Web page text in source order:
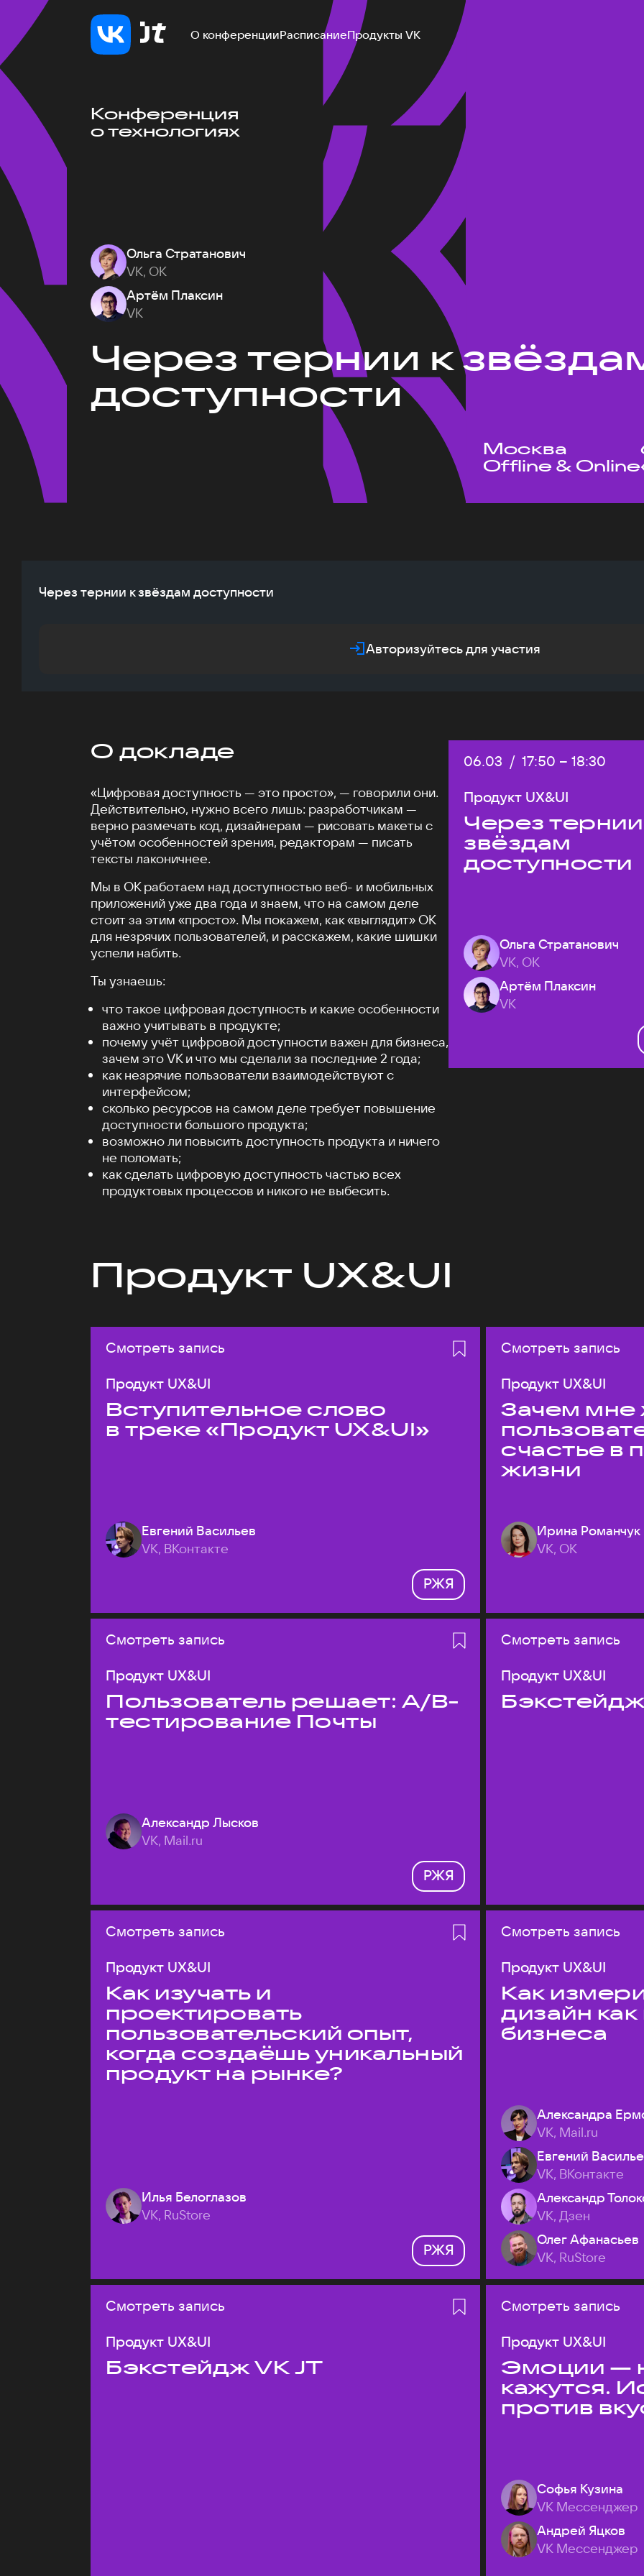
О конференцииРасписаниеПродукты VK
Конференция
о технологиях
Ольга Стратанович
VK, ОК
Артём Плаксин
VK
Через тернии к
доступности
Москва
Offline & Online
Через тернии к звёздам доступности
Авторизуйтесь для участия
О докладе
«Цифровая доступность — это просто», — говорили они.
Действительно, нужно всего лишь: разработчикам —
верно размечать код, дизайнерам — рисовать макеты с
учётом особенностей зрения, редакторам — писать
тексты лаконичнее.
Мы в ОК работаем над доступностью веб- и мобильных
приложений уже два года и знаем, что на самом деле
стоит за этим «просто». Мы покажем, как «выглядит» ОК
для незрячих пользователей, и расскажем, какие шишки
успели набить.
Ты узнаешь:
что такое цифровая доступность и какие особенности
важно учитывать в продукте;
почему учёт цифровой доступности важен для бизнеса,
зачем это VK и что мы сделали за последние 2 года;
как незрячие пользователи взаимодействуют с
интерфейсом;
сколько ресурсов на самом деле требует повышение
доступности большого продукта;
возможно ли повысить доступность продукта и ничего
не поломать;
как сделать цифровую доступность частью всех
продуктовых процессов и никого не выбесить.
Дата:
06.03 / Начало:
17:50 – Конец:
18:30
Продукт UX&UI
Через тернии
звёздам
доступности
Ольга Стратанович
VK, ОК
Артём Плаксин
VK
Продукт UX&UI
Смотреть запись
Продукт UX&UI
Вступительное слово
в треке «Продукт UX&UI»
Евгений Васильев
VK, ВКонтакте
РЖЯ
Смотреть запись
Продукт UX&UI
Зачем мне
счастье в
жизни
Ирина Романчук
VK, ОК
Смотреть запись
Продукт UX&UI
Пользователь решает: A/B-
тестирование Почты
Александр Лысков
VK, Mail.ru
РЖЯ
Смотреть запись
Продукт UX&UI
Бэкстейдж
Смотреть запись
Продукт UX&UI
Как изучать и
проектировать
пользовательский опыт,
когда создаёшь уникальный
продукт на рынке?
Илья Белоглазов
VK, RuStore
РЖЯ
Смотреть запись
Продукт UX&UI
Как
дизайн
бизнеса
Александра
VK, Mail.ru
Евгений
VK, ВКонтакте
Александр
VK, Дзен
Олег Афанасьев
VK, RuStore
Смотреть запись
Продукт UX&UI
Бэкстейдж VK JT
Смотреть запись
Продукт UX&UI
Эмоции —
кажутся.
против
Софья Кузина
VK Мессенджер
Андрей Яцков
VK Мессенджер